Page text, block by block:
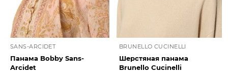
SANS-ARCIDET
Панама Bobby Sans-
Arcidet
BRUNELLO CUCINELLI
Шерстяная панама
Brunello Cucinelli